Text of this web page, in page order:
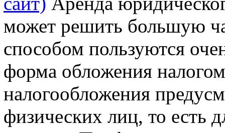
может решить большую
способом пользуются
форма обложения
налогообложения
физических лиц, то есть